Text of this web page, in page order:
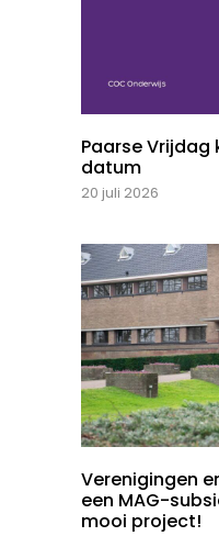
Paarse Vrijdag
datum
20 juli 2026
Verenigingen
een MAG-
mooi project!